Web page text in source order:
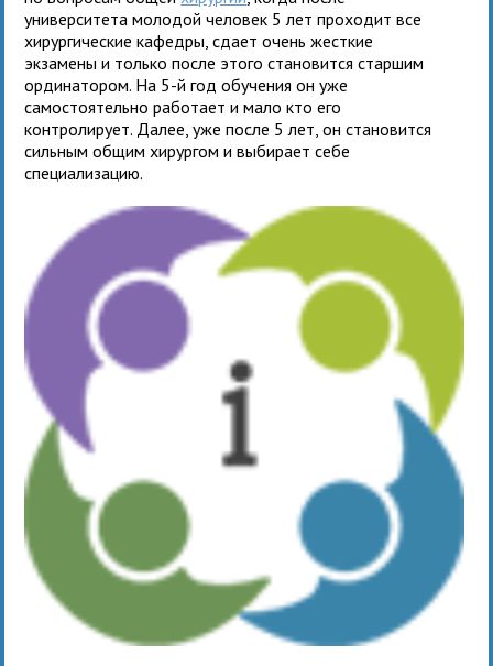
университета молодой человек 5 лет проходит все
хирургические кафедры, сдает очень жесткие
экзамены и только после этого становится старшим
ординатором. На 5-й год обучения он уже
самостоятельно работает и мало кто его
контролирует. Далее, уже после 5 лет, он становится
сильным общим хирургом и выбирает себе
специализацию.